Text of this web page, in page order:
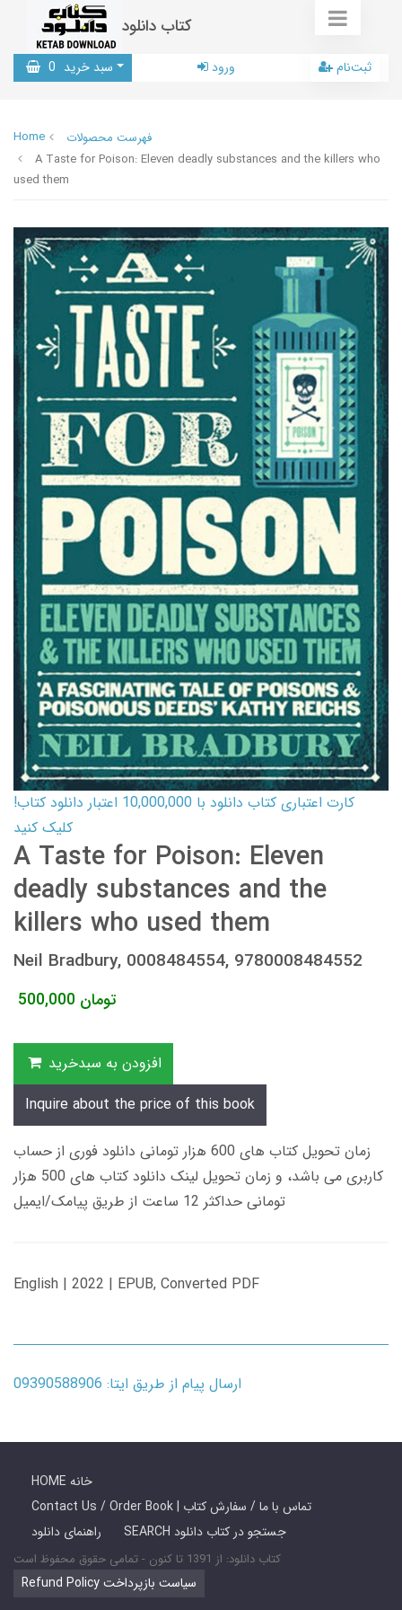
کتاب دانلود
سبد خرید 0 ورود ثبت‌نام
Home
فهرست محصولات
A Taste for Poison: Eleven deadly substances and the killers who
used them
کارت اعتباری کتاب دانلود با 10,000,000 اعتبار دانلود کتاب!
کلیک کنید
A Taste for Poison: Eleven
deadly substances and the
killers who used them
Neil Bradbury, 0008484554, 9780008484552
500,000 تومان
افزودن به سبدخرید
Inquire about the price of this book
زمان تحویل کتاب های 600 هزار تومانی دانلود فوری از حساب
کاربری می باشد، و زمان تحویل لینک دانلود کتاب های 500 هزار
تومانی حداکثر 12 ساعت از طریق پیامک/ایمیل
English | 2022 | EPUB, Converted PDF
ارسال پیام از طریق ایتا: 09390588906
HOME خانه
Contact Us / Order Book | تماس با ما / سفارش کتاب
راهنمای دانلود
SEARCH جستجو در کتاب دانلود
کتاب دانلود: از 1391 تا کنون - تمامی حقوق محفوظ است
Refund Policy سیاست بازپرداخت